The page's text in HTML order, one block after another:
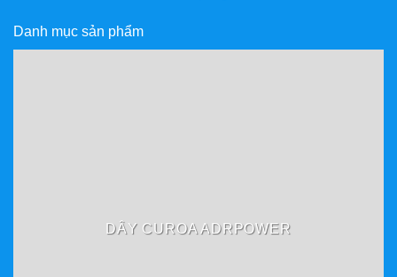
Danh mục sản phẩm
DÂY CUROA ADRPOWER